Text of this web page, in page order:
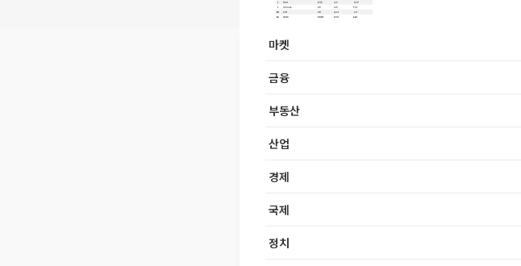
마켓
금융
부동산
산업
경제
국제
정치